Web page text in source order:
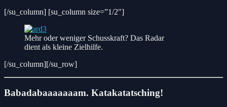
[/su_column] [su_column size=”1/2″]
Mehr oder weniger Schusskraft? Das Radar
dient als kleine Zielhilfe.
[/su_column][/su_row]
Babadabaaaaaaam. Katakatatsching!